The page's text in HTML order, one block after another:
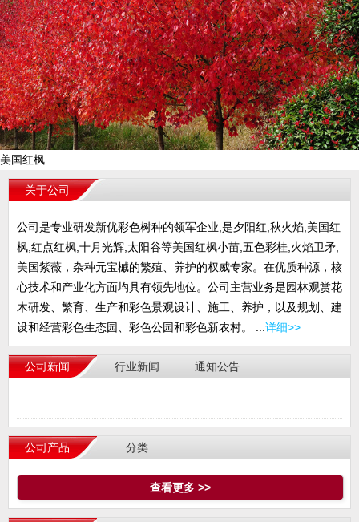
美国红枫
关于公司
公司是专业研发新优彩色树种的领军企业,是夕阳红,秋火焰,美国红
枫,红点红枫,十月光辉,太阳谷等美国红枫小苗,五色彩桂,火焰卫矛,
美国紫薇，杂种元宝槭的繁殖、养护的权威专家。在优质种源，核
心技术和产业化方面均具有领先地位。公司主营业务是园林观赏花
木研发、繁育、生产和彩色景观设计、施工、养护，以及规划、建
设和经营彩色生态园、彩色公园和彩色新农村。 ...详细>>
公司新闻 行业新闻 通知公告
公司产品 分类
查看更多 >>